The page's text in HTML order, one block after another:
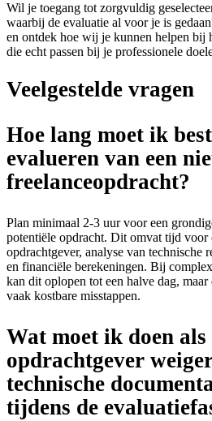
Wil je toegang tot zorgvuldig
waarbij de evaluatie al voor je is
en ontdek hoe wij je kunnen helpen bij
die echt passen bij je professionele
Veelgestelde vragen
Hoe lang moet ik
evalueren van een
freelanceopdracht?
Plan minimaal 2-3 uur voor een
potentiële opdracht. Dit omvat tijd voor
opdrachtgever, analyse van technische
en financiële berekeningen. Bij
kan dit oplopen tot een halve dag,
vaak kostbare misstappen.
Wat moet ik doen als
opdrachtgever
technische
tijdens de